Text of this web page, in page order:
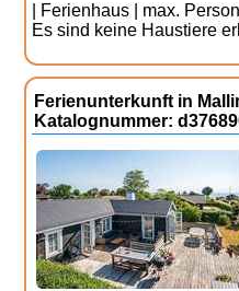
| Ferienhaus | max.
Es sind keine Haustiere
Ferienunterkunft in
Katalognummer: